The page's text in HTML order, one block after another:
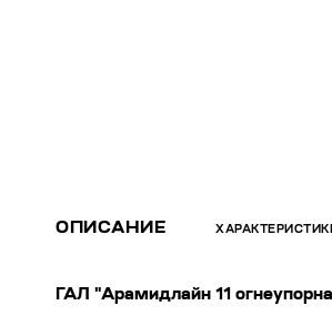
ОПИСАНИЕ
ГАЛ "Арамидлайн 11